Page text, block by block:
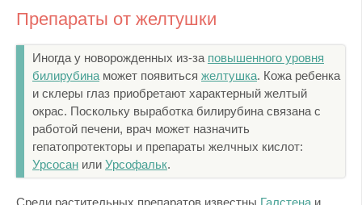
Препараты от желтушки
Иногда у новорожденных из-за повышенного уровня
билирубина может появиться желтушка. Кожа ребенка
и склеры глаз приобретают характерный желтый
окрас. Поскольку выработка билирубина связана с
работой печени, врач может назначить
гепатопротекторы и препараты желчных кислот:
Урсосан или Урсофальк.
Среди растительных препаратов известны Галстена и